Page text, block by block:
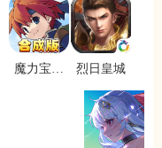
魔力宝贝
烈日皇城